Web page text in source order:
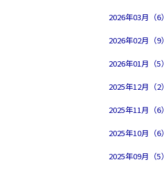
2026年03月（6）
2026年02月（9）
2026年01月（5）
2025年12月（2）
2025年11月（6）
2025年10月（6）
2025年09月（5）